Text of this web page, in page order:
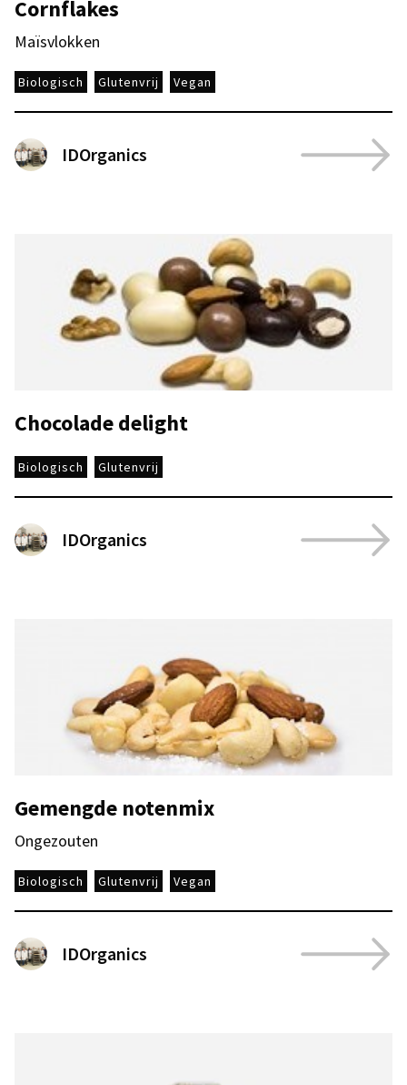
Cornflakes
Maïsvlokken
Biologisch Glutenvrij Vegan
IDOrganics
Chocolade delight
Biologisch Glutenvrij
IDOrganics
Gemengde notenmix
Ongezouten
Biologisch Glutenvrij Vegan
IDOrganics